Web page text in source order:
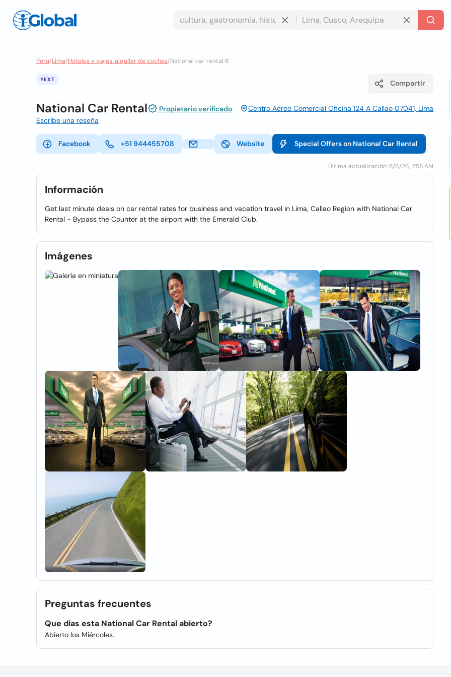
Peru/Lima/Hoteles y viajes, alquiler de coches/National car rental 6
YEXT Compartir
National Car Rental Propietario verificado
Centro Aereo Comercial Oficina 124 A Callao 07041, Lima
Escribe una reseña
Facebook +51 944455708 Website Special Offers on National Car Rental
Última actualización: 8/6/26, 7:56 AM
Información
Get last minute deals on car rental rates for business and vacation travel in Lima, Callao Region with National Car
Rental - Bypass the Counter at the airport with the Emerald Club.
Imágenes
Preguntas frecuentes
Que dias esta National Car Rental abierto?
Abierto los Miércoles.